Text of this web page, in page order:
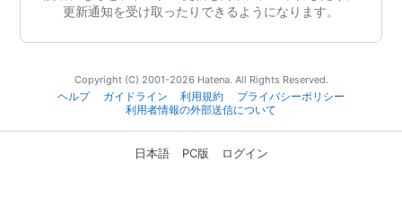
更新通知を受け取ったりできるようになります。
Copyright (C) 2001-2026 Hatena. All Rights Reserved.
ヘルプ
ガイドライン 利用規約
プライバシーポリシー
利用者情報の外部送信について
日本語 PC版 ログイン